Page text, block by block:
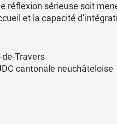
réflexion sérieuse soit
et la capacité
de-Travers
cantonale neuchâteloise